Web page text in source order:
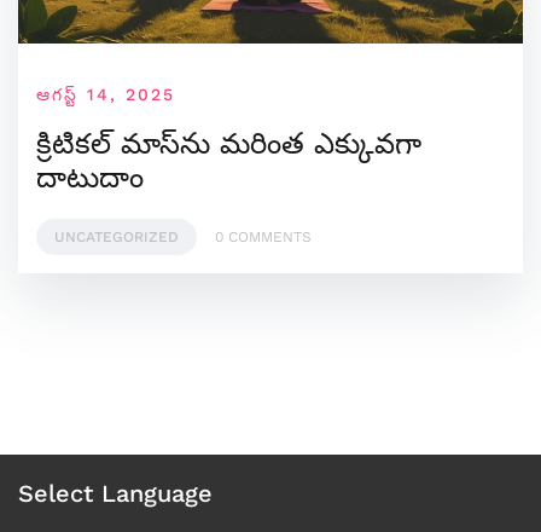
ఆగస్ట్ 14, 2025
క్రిటికల్ మాస్‌ను మరింత ఎక్కువగా
దాటుదాం
UNCATEGORIZED 0 COMMENTS
Select Language